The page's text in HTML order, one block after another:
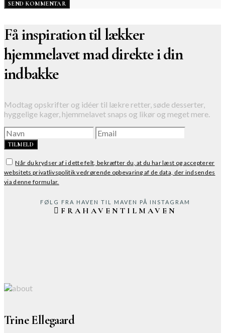
Få inspiration til lækker
hjemmelavet mad direkte i din
indbakke
Modtag opskrifter og idéer til lækre retter, søde desserter,
hyggelige kager, hjemmelavet snaps og likør og meget mere.
TILMELD
Når du krydser af i dette felt, bekræfter du, at du har læst og accepterer
websitets privatlivspolitik vedrørende opbevaring af de data, der indsendes
via denne formular.
FRAHAVENTILMAVEN
FØLG FRA HAVEN TIL MAVEN PÅ INSTAGRAM
Trine Ellegaard